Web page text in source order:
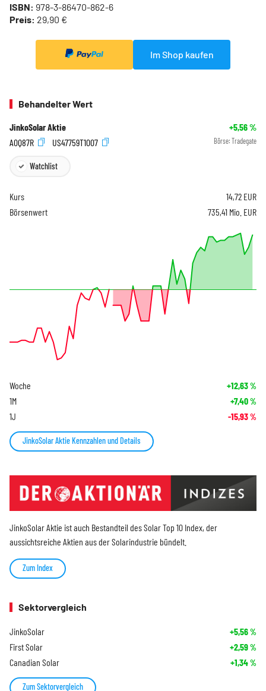
ISBN: 978-3-86470-862-6
Preis: 29,90 €
Im Shop kaufen
Behandelter Wert
JinkoSolar Aktie +5,56%
A0Q87R
US47759T1007 Börse: Tradegate
Watchlist
Kurs 14,72 EUR
Börsenwert
735,41 Mio. EUR
Woche +12,63%
1M +7,40%
1J -15,93%
JinkoSolar Aktie Kennzahlen und Details
JinkoSolar Aktie ist auch Bestandteil des Solar Top 10 Index, der
aussichtsreiche Aktien aus der Solarindustrie bündelt.
Zum Index
Sektorvergleich
JinkoSolar +5,56%
First Solar +2,59%
Canadian Solar +1,34%
Zum Sektorvergleich